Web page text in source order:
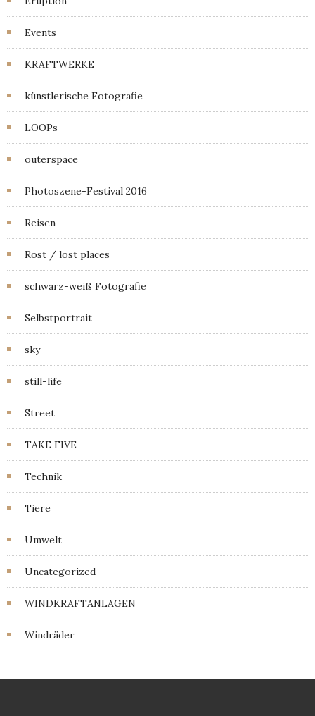
Events
KRAFTWERKE
künstlerische Fotografie
LOOPs
outerspace
Photoszene-Festival 2016
Reisen
Rost / lost places
schwarz-weiß Fotografie
Selbstportrait
sky
still-life
Street
TAKE FIVE
Technik
Tiere
Umwelt
Uncategorized
WINDKRAFTANLAGEN
Windräder